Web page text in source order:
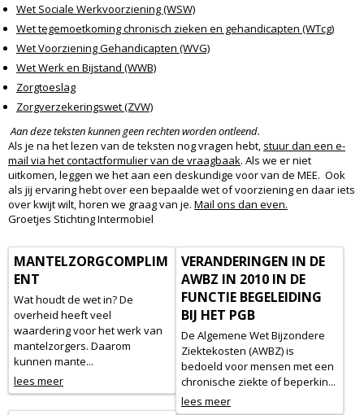
Wet Sociale Werkvoorziening (WSW)
Wet tegemoetkoming chronisch zieken en gehandicapten (WTcg)
Wet Voorziening Gehandicapten (WVG)
Wet Werk en Bijstand (WWB)
Zorgtoeslag
Zorgverzekeringswet (ZVW)
Aan deze teksten kunnen geen rechten worden ontleend.
Als je na het lezen van de teksten nog vragen hebt, stuur dan een e-
mail via het contactformulier van de vraagbaak. Als we er niet
uitkomen, leggen we het aan een deskundige voor van de MEE. Ook
als jij ervaring hebt over een bepaalde wet of voorziening en daar iets
over kwijt wilt, horen we graag van je. Mail ons dan even.
Groetjes Stichting Intermobiel
MANTELZORGCOMPLIM
ENT
Wat houdt de wet in? De
overheid heeft veel
waardering voor het werk van
mantelzorgers. Daarom
kunnen mante...
lees meer
VERANDERINGEN IN DE
AWBZ IN 2010 IN DE
FUNCTIE BEGELEIDING
BIJ HET PGB
De Algemene Wet Bijzondere
Ziektekosten (AWBZ) is
bedoeld voor mensen met een
chronische ziekte of beperkin...
lees meer